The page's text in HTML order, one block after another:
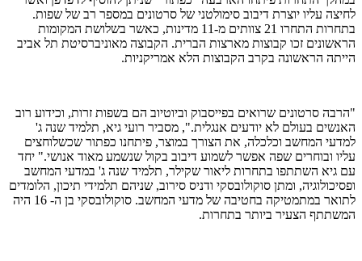
לחיצה עליו יוצרת דיבוב סימולטני של סרטונים במספר רב של שפות.
בתחרות התחרו 21 צוותים מ-11 מדינות, כאשר בשלושת המקומות
הראשונים זכו קבוצות מארצות הברית. הקבוצה מאוניברסיטת תל אביב
הייתה הראשונה בקרב הקבוצות הלא אמריקניות.
"הרבה סרטונים שרואים בפייסבוק וביוטיוב הם בשפות זרות, וכידוע רוב
האנשים בעולם לא יודעים אנגלית.", מסביר רועי גיא, תלמיד שנה ג'
למדעי המחשב וכלכלה, את הצורך במוצר, פיתחנו כפתור שכשלוחצים
עליו ובוחרים שפה אפשר לשמוע דיבוב בקול שנשמע מאוד אנושי." יחד
עם גיא השתתפו בתחרות ליאור שקילר, תלמיד שנה ג' במדעי המחשב
ופסיכולוגיה, ומתן סוקולובסקי ודניס סירוב, שניהם תלמידי תיכון, הלומדים
לתואר במתמטיקה בחטיבה של מדעי המחשב. סוקולובסקי בן ה- 16 היה
המשתתף הצעיר ביותר בתחרות.